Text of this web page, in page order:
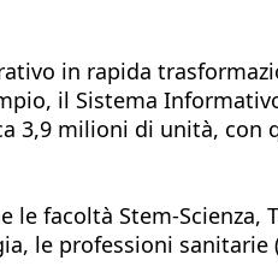
in rapida
il Sistema
3,9 milioni di unità, con
facoltà Stem-
le professioni